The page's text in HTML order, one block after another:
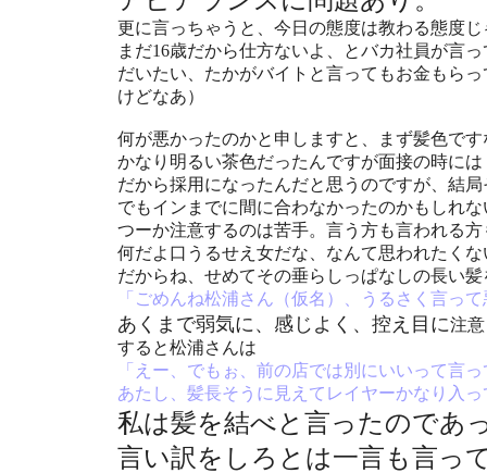
更に言っちゃうと、今日の態度は教わる態度
まだ16歳だから仕方ないよ、とバカ社員が言
だいたい、たかがバイトと言ってもお金もら
けどなあ）
何が悪かったのかと申しますと、まず髪色です
かなり明るい茶色だったんですが面接の時に
だから採用になったんだと思うのですが、結
でもインまでに間に合わなかったのかもしれ
つーか注意するのは苦手。言う方も言われる
何だよ口うるせえ女だな、なんて思われたくな
だからね、せめてその垂らしっぱなしの長い
「ごめんね松浦さん（仮名）、うるさく言っ
あくまで弱気に、感じよく、控え目に注
すると松浦さんは
「えー、でもぉ、前の店では別にいいって言
あたし、髪長そうに見えてレイヤーかなり入
私は髪を結べと言ったのであ
言い訳をしろとは一言も言っ